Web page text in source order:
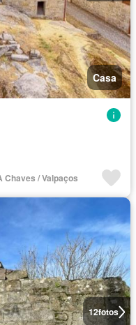
Casa
Chaves / Valpaços
12fotos